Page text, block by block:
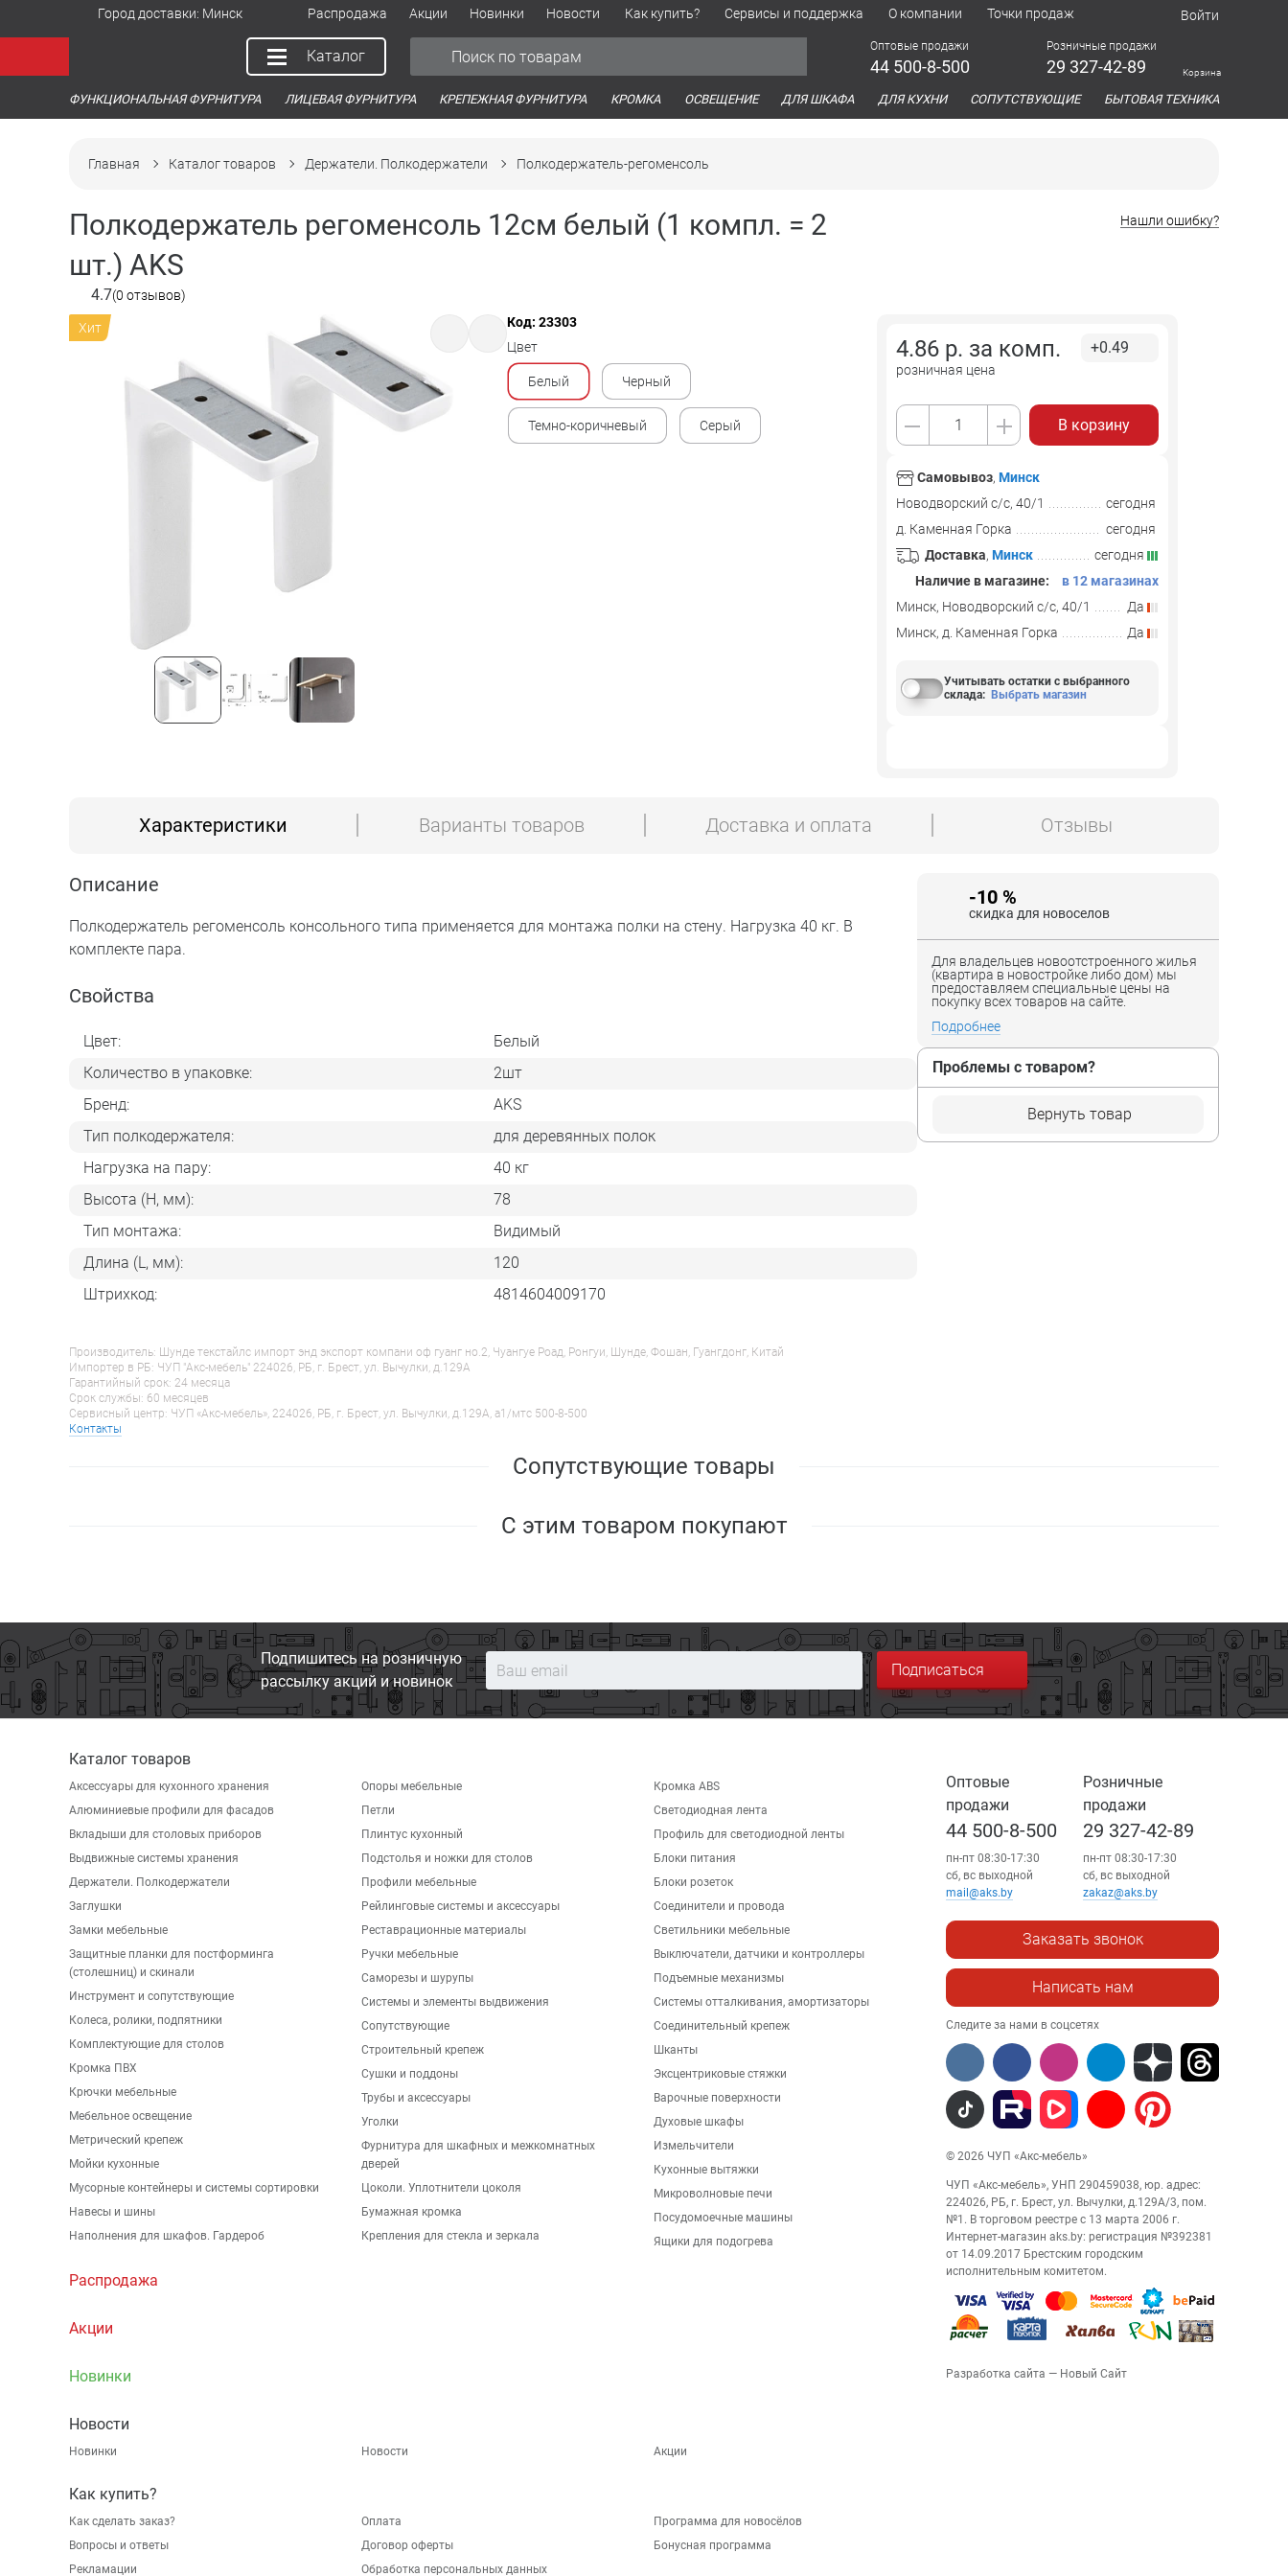
Город доставки: Минск Распродажа Акции Новинки Новости Как купить? Сервисы и поддержка О компании Точки продаж Войти
Каталог
Оптовые продажи
44 500-8-500
Розничные продажи
29 327-42-89 Корзина
ФУНКЦИОНАЛЬНАЯ ФУРНИТУРА ЛИЦЕВАЯ ФУРНИТУРА КРЕПЕЖНАЯ ФУРНИТУРА КРОМКА ОСВЕЩЕНИЕ ДЛЯ ШКАФА ДЛЯ КУХНИ СОПУТСТВУЮЩИЕ БЫТОВАЯ ТЕХНИКА
Главная Каталог товаров Держатели. Полкодержатели Полкодержатель-регоменсоль
Полкодержатель регоменсоль 12см белый (1 компл. = 2
шт.) AKS
4.7(0 отзывов)
Нашли ошибку?
Хит
Код: 23303
Цвет
Белый Черный
Темно-коричневый Серый
4.86 р. за комп.
розничная цена
+0.49
В корзину
Самовывоз, Минск
Новодворский с/с, 40/1
сегодня
д. Каменная Горка
сегодня
Доставка, Минск
сегодня
Наличие в магазине:
в 12 магазинах
Минск, Новодворский с/с, 40/1
Да
Минск, д. Каменная Горка
Да
Учитывать остатки с выбранного
склада: Выбрать магазин
Характеристики Варианты товаров Доставка и оплата Отзывы
Описание
Полкодержатель регоменсоль консольного типа применяется для монтажа полки на стену. Нагрузка 40 кг. В
комплекте пара.
Свойства
Цвет:
Белый
Количество в упаковке:
2шт
Бренд:
AKS
Тип полкодержателя:
для деревянных полок
Нагрузка на пару:
40 кг
Высота (H, мм):
78
Тип монтажа:
Видимый
Длина (L, мм):
120
Штрихкод:
4814604009170
Производитель: Шунде текстайлс импорт энд экспорт компани оф гуанг но.2, Чуангуе Роад, Ронгуи, Шунде, Фошан, Гуангдонг, Китай
Импортер в РБ: ЧУП "Акс-мебель" 224026, РБ, г. Брест, ул. Вычулки, д.129А
Гарантийный срок: 24 месяца
Срок службы: 60 месяцев
Сервисный центр: ЧУП «Акс-мебель», 224026, РБ, г. Брест, ул. Вычулки, д.129А, a1/мтс 500-8-500
Контакты
-10 %
скидка для новоселов
Для владельцев новоотстроенного жилья
(квартира в новостройке либо дом) мы
предоставляем специальные цены на
покупку всех товаров на сайте.
Подробнее
Проблемы с товаром?
Вернуть товар
Сопутствующие товары
С этим товаром покупают
Подпишитесь на розничную
рассылку акций и новинок
Подписаться
Каталог товаров
Аксессуары для кухонного хранения
Алюминиевые профили для фасадов
Вкладыши для столовых приборов
Выдвижные системы хранения
Держатели. Полкодержатели
Заглушки
Замки мебельные
Защитные планки для постформинга
(столешниц) и скинали
Инструмент и сопутствующие
Колеса, ролики, подпятники
Комплектующие для столов
Кромка ПВХ
Крючки мебельные
Мебельное освещение
Метрический крепеж
Мойки кухонные
Мусорные контейнеры и системы сортировки
Навесы и шины
Наполнения для шкафов. Гардероб
Опоры мебельные
Петли
Плинтус кухонный
Подстолья и ножки для столов
Профили мебельные
Рейлинговые системы и аксессуары
Реставрационные материалы
Ручки мебельные
Саморезы и шурупы
Системы и элементы выдвижения
Сопутствующие
Строительный крепеж
Сушки и поддоны
Трубы и аксессуары
Уголки
Фурнитура для шкафных и межкомнатных
дверей
Цоколи. Уплотнители цоколя
Бумажная кромка
Крепления для стекла и зеркала
Кромка ABS
Светодиодная лента
Профиль для светодиодной ленты
Блоки питания
Блоки розеток
Соединители и провода
Светильники мебельные
Выключатели, датчики и контроллеры
Подъемные механизмы
Системы отталкивания, амортизаторы
Соединительный крепеж
Шканты
Эксцентриковые стяжки
Варочные поверхности
Духовые шкафы
Измельчители
Кухонные вытяжки
Микроволновые печи
Посудомоечные машины
Ящики для подогрева
Распродажа
Акции
Новинки
Новости
Новинки Новости Акции
Как купить?
Как сделать заказ?
Вопросы и ответы
Рекламации
Оплата
Договор оферты
Обработка персональных данных
Программа для новосёлов
Бонусная программа
Оптовые
продажи
44 500-8-500
пн-пт 08:30-17:30
сб, вс выходной
mail@aks.by
Розничные
продажи
29 327-42-89
пн-пт 08:30-17:30
сб, вс выходной
zakaz@aks.by
Заказать звонок
Написать нам
Следите за нами в соцсетях
© 2026 ЧУП «Акс-мебель»
ЧУП «Акс-мебель», УНП 290459038, юр. адрес:
224026, РБ, г. Брест, ул. Вычулки, д.129А/3, пом.
№1. В торговом реестре с 13 марта 2006 г.
Интернет-магазин aks.by: регистрация №392381
от 14.09.2017 Брестским городским
исполнительным комитетом.
Разработка сайта — Новый Сайт